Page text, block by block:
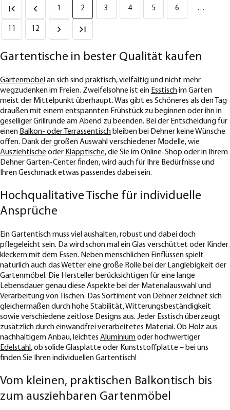
1 2 3 4 5 6 …
11 12
Gartentische in bester Qualität kaufen
Gartenmöbelan sich sind praktisch, vielfältig und nicht mehr
wegzudenken im Freien. Zweifelsohne ist ein Esstischim Garten
meist der Mittelpunkt überhaupt. Was gibt es Schöneres als den Tag
draußen mit einem entspannten Frühstück zu beginnen oder ihn in
geselliger Grillrunde am Abend zu beenden. Bei der Entscheidung für
einen Balkon- oder Terrassentischbleiben bei Dehner keine Wünsche
offen. Dank der großen Auswahl verschiedener Modelle, wie
Ausziehtische oder Klapptische, die Sie im Online-Shop oder in Ihrem
Dehner Garten-Center finden, wird auch für Ihre Bedürfnisse und
Ihren Geschmack etwas passendes dabei sein.
Hochqualitative Tische für individuelle
Ansprüche
Ein Gartentisch muss viel aushalten, robust und dabei doch
pflegeleicht sein. Da wird schon mal ein Glas verschüttet oder Kinder
kleckern mit dem Essen. Neben menschlichen Einflüssen spielt
natürlich auch das Wetter eine große Rolle bei der Langlebigkeit der
Gartenmöbel. Die Hersteller berücksichtigen für eine lange
Lebensdauer genau diese Aspekte bei der Materialauswahl und
Verarbeitung von Tischen. Das Sortiment von Dehner zeichnet sich
gleichermaßen durch hohe Stabilität, Witterungsbeständigkeit
sowie verschiedene zeitlose Designs aus. Jeder Esstisch überzeugt
zusätzlich durch einwandfrei verarbeitetes Material. Ob Holz aus
nachhaltigem Anbau, leichtes Aluminiumoder hochwertiger
Edelstahl , ob solide Glasplatte oder Kunststoffplatte – bei uns
finden Sie Ihren individuellen Gartentisch!
Vom kleinen, praktischen Balkontisch bis
zum ausziehbaren Gartenmöbel